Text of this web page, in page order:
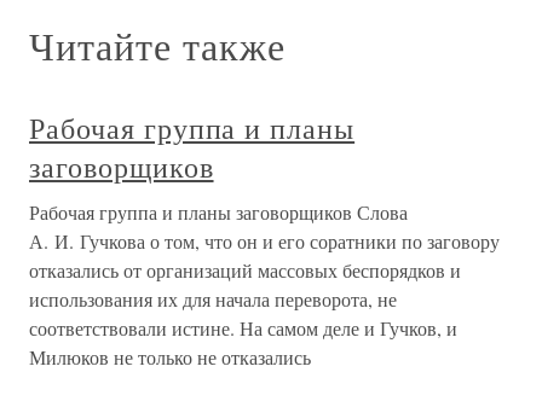
Читайте также
Рабочая группа и планы
заговорщиков
Рабочая группа и планы заговорщиков Слова
А. И. Гучкова о том, что он и его соратники по заговору
отказались от организаций массовых беспорядков и
использования их для начала переворота, не
соответствовали истине. На самом деле и Гучков, и
Милюков не только не отказались